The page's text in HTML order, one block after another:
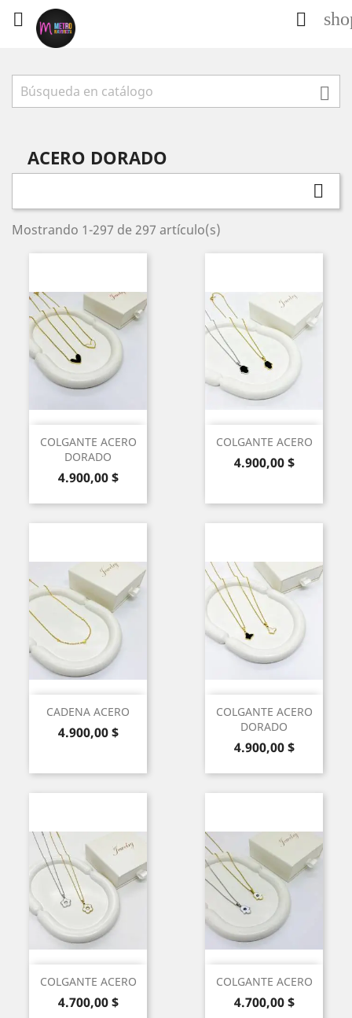
 

ACERO DORADO

Mostrando 1-297 de 297 artículo(s)
COLGANTE ACERO
DORADO
Precio
4.900,00 $
COLGANTE ACERO
Precio
4.900,00 $
CADENA ACERO
Precio
4.900,00 $
COLGANTE ACERO
DORADO
Precio
4.900,00 $
COLGANTE ACERO
Precio
4.700,00 $
COLGANTE ACERO
Precio
4.700,00 $